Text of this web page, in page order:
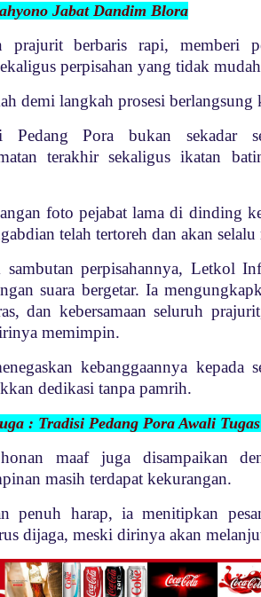
Jabat Dandim Blora
prajurit berbaris rapi, memberi
perpisahan yang tidak
demi langkah prosesi berlangsung
Pedang Pora bukan sekadar
terakhir sekaligus ikatan
foto pejabat lama di dinding
telah tertoreh dan akan
sambutan perpisahannya, Letkol
suara bergetar. Ia
dan kebersamaan seluruh
memimpin.
kebanggaannya
dedikasi tanpa pamrih.
: Tradisi Pedang Pora Awali
maaf juga disampaikan
masih terdapat kekurangan.
penuh harap, ia menitipkan
dijaga, meski dirinya akan